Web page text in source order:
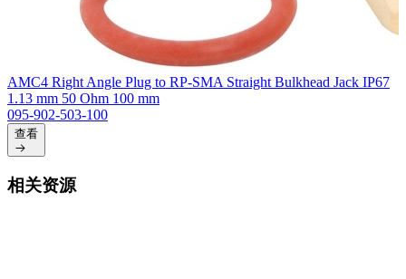
AMC4 Right Angle Plug to RP-SMA Straight Bulkhead Jack IP67
1.13 mm 50 Ohm 100 mm
095-902-503-100
查看
相关资源